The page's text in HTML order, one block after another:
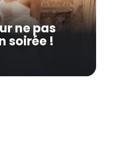
ne pas
soirée !